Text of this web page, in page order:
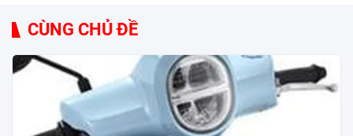
CÙNG CHỦ ĐỀ